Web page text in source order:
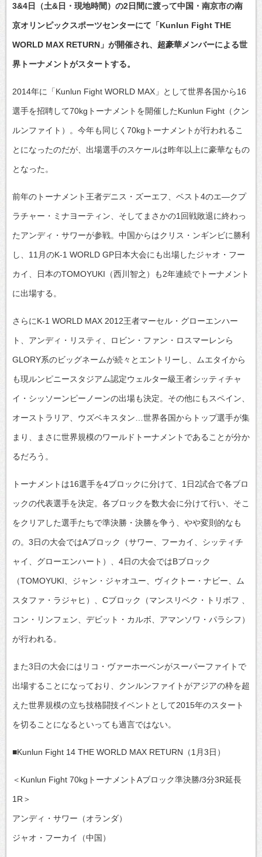
3&4日（土&日・現地時間）の2日間に渡って中国・南京市の南
京オリンピックスポーツセンターにて「Kunlun Fight THE
WORLD MAX RETURN」が開催され、超豪華メンバーによる世
界トーナメントがスタートする。
2014年に「Kunlun Fight WORLD MAX」として世界各国から16
選手を招聘して70kgトーナメントを開催したKunlun Fight（クン
ルンファイト）。今年も同じく70kgトーナメントが行われるこ
とになったのだが、出場選手のスケールは昨年以上に豪華なもの
となった。
前年のトーナメント王者デニス・ズーエフ、ベスト4のエ―クプ
ラチャー・ミナヨーティン、そしてまさかの1回戦敗退に終わっ
たアンディ・サワーが参戦。中国からはクリス・ンギンビに勝利
し、11月のK-1 WORLD GP日本大会にも出場したジャオ・フー
カイ、日本のTOMOYUKI（西川智之）も2年連続でトーナメント
に出場する。
さらにK-1 WORLD MAX 2012王者マーセル・グローエンハー
ト、アンディ・リスティ、ロビン・ファン・ロスマーレンら
GLORY系のビッグネームが続々とエントリーし、ムエタイから
も現ルンピニースタジアム認定ウェルター級王者シッティチャ
イ・シッソーンピーノーンの出場も決定。その他にもスペイン、
オーストラリア、ウズベキスタン…世界各国からトップ選手が集
まり、まさに世界規模のワールドトーナメントであることが分か
るだろう。
トーナメントは16選手を4ブロックに分けて、1日2試合で各ブロ
ックの代表選手を決定。各ブロックを数大会に分けて行い、そこ
をクリアした選手たちで準決勝・決勝を争う、やや変則的なも
の。3日の大会ではAブロック（サワー、フーカイ、シッティチ
ャイ、グローエンハート）、4日の大会ではBブロック
（TOMOYUKI、ジャン・ジャオユー、ヴィクトー・ナビー、ム
スタファ・ラジャヒ）、Cブロック（マンスリベク・トリボフ 、
コン・リンフェン、デビット・カルボ、アマンソワ・パラシフ）
が行われる。
また3日の大会にはリコ・ヴァーホーベンがスーパーファイトで
出場することになっており、クンルンファイトがアジアの枠を超
えた世界規模の立ち技格闘技イベントとして2015年のスタート
を切ることになるといっても過言ではない。
■Kunlun Fight 14 THE WORLD MAX RETURN（1月3日）
＜Kunlun Fight 70kgトーナメントAブロック準決勝/3分3R延長
1R＞
アンディ・サワー（オランダ）
ジャオ・フーカイ（中国）